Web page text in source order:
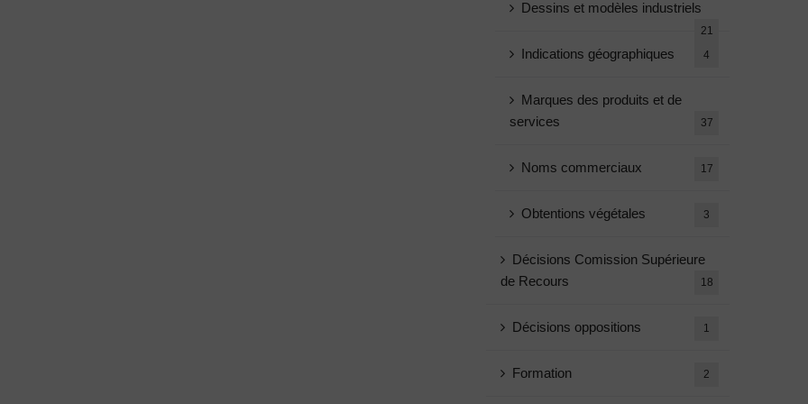
Dessins et modèles industriels
21
Indications géographiques 4
Marques des produits et de
services
37
Noms commerciaux 17
Obtentions végétales 3
Décisions Comission Supérieure
de Recours
18
Décisions oppositions 1
Formation 2